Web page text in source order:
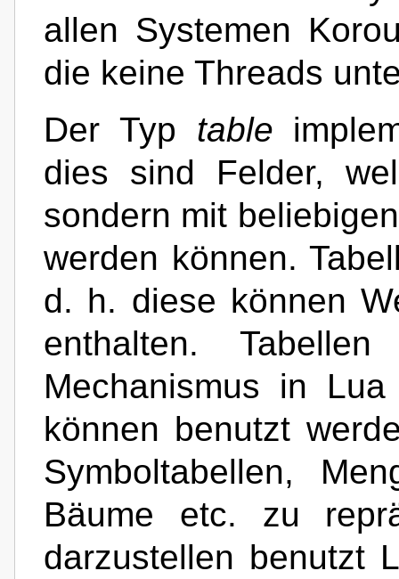
allen Systemen
die keine Threads
Der Typ table
dies sind Felder,
sondern mit
werden können.
d. h. diese können
enthalten.
Mechanismus in
können benutzt
Symboltabellen,
Bäume etc. zu
darzustellen benutzt